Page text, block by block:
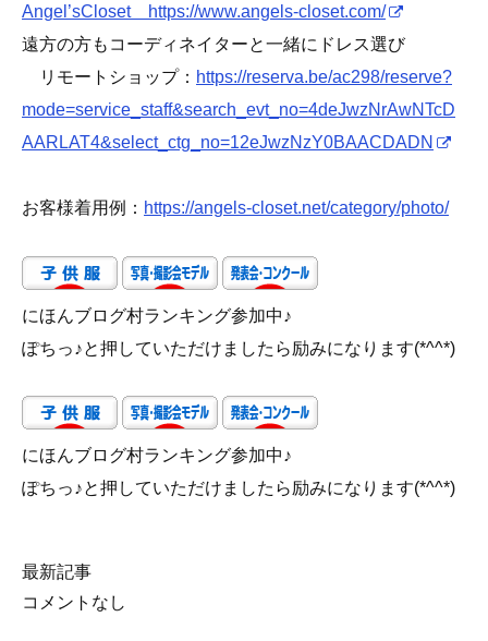
Angel’sCloset https://www.angels-closet.com/
遠方の方もコーディネイターと一緒にドレス選び
リモートショップ： https://reserva.be/ac298/reserve?
mode=service_staff&search_evt_no=4deJwzNrAwNTcD
AARLAT4&select_ctg_no=12eJwzNzY0BAACDADN
お客様着用例： https://angels-closet.net/category/photo/
にほんブログ村ランキング参加中♪
ぽちっ♪と押していただけましたら励みになります(*^^*)
にほんブログ村ランキング参加中♪
ぽちっ♪と押していただけましたら励みになります(*^^*)
最新記事
コメントなし